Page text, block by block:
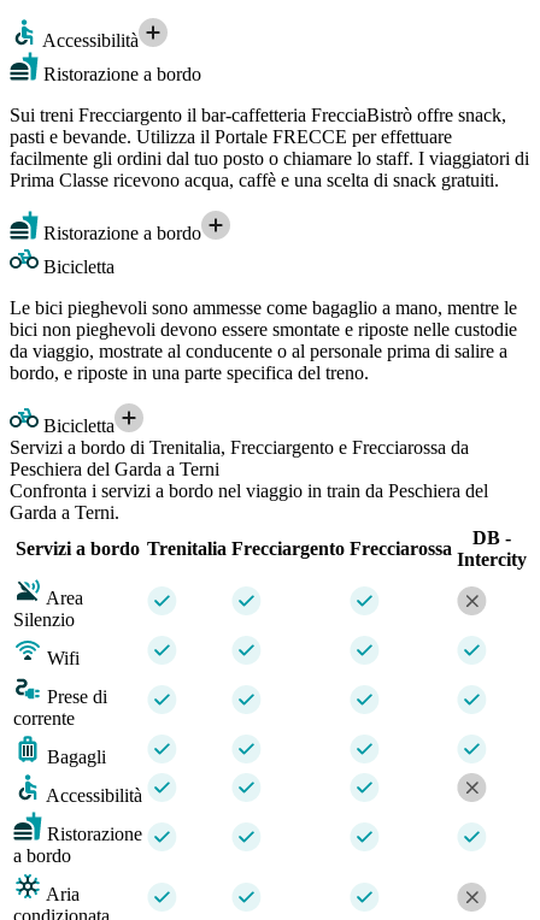
Accessibilità
Ristorazione a bordo
Sui treni Frecciargento il bar-caffetteria FrecciaBistrò offre snack,
pasti e bevande. Utilizza il Portale FRECCE per effettuare
facilmente gli ordini dal tuo posto o chiamare lo staff. I viaggiatori di
Prima Classe ricevono acqua, caffè e una scelta di snack gratuiti.
Ristorazione a bordo
Bicicletta
Le bici pieghevoli sono ammesse come bagaglio a mano, mentre le
bici non pieghevoli devono essere smontate e riposte nelle custodie
da viaggio, mostrate al conducente o al personale prima di salire a
bordo, e riposte in una parte specifica del treno.
Bicicletta
Servizi a bordo di Trenitalia, Frecciargento e Frecciarossa da
Peschiera del Garda a Terni
Confronta i servizi a bordo nel viaggio in train da Peschiera del
Garda a Terni.
Servizi a bordo Trenitalia Frecciargento Frecciarossa
DB -
Intercity
Area
Silenzio
Wifi
Prese di
corrente
Bagagli
Accessibilità
Ristorazione
a bordo
Aria